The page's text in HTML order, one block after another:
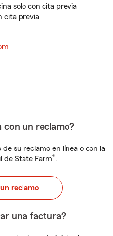
solo con cita previa
cita previa
con un reclamo?
de su reclamo en línea o con la
de State Farm®.
reclamo
una factura?